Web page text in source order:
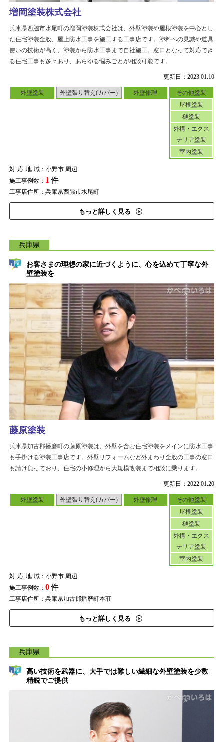
更新日：2023.01.10
外壁塗装 外壁張り替え(カバー) 外壁修理
その他塗装
屋根塗装
樋塗装
外構・エクス
テリア塗装
室内塗装
対応地域：小野市 周辺
施工事例数： 1 件
工事店住所：兵庫県西脇市水尾町
もっと詳しく見る
増岡塗装株式会社
兵庫県西脇市水尾町の増岡塗装株式会社は、外壁塗装や屋根塗装を中心とし
た住宅塗装全般、屋上防水工事を施工する工事店です。塗料への見識や道具
使いの技術が高く、塗装から防水工事まで自社施工。窓口となって対応でき
る住宅工事も多々あり、あらゆる悩みごとが相談可能です。
兵庫県
お客さまの理想の家に近づくように、心を込めて丁寧な外
壁塗装を
更新日：2022.01.20
外壁塗装 外壁張り替え(カバー) 外壁修理
その他塗装
屋根塗装
樋塗装
外構・エクス
テリア塗装
室内塗装
対応地域：小野市 周辺
施工事例数： 0件
工事店住所：兵庫県加古郡播磨町本荘
もっと詳しく見る
藤原塗装
兵庫県加古郡播磨町の藤原塗装は、外壁を含む住宅塗装をメインに防水工事
も手掛ける塗装工事店です。外壁リフォームなど外まわり全般の工事の窓口
も請け負っており、住宅の小修理から大規模改装まで相談に乗ります。
兵庫県
高い技術を武器に、大手では難しい繊細な外壁塗装を少数
精鋭でご提供